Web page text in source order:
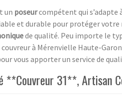
un poseurcompétent qui s’adapte
et durable pour protéger votre
de qualité. Peu importe le
à Mérenvielle Haute-
vous apporter un service de
**Couvreur 31**, Artisan